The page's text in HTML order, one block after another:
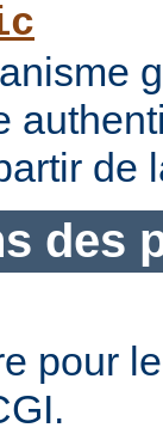
de
des
pour